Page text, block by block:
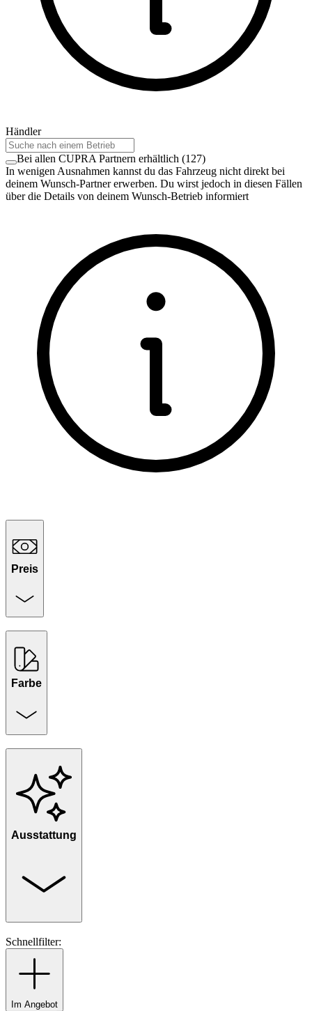
Händler
Bei allen CUPRA Partnern erhältlich (127)
In wenigen Ausnahmen kannst du das Fahrzeug nicht direkt bei
deinem Wunsch-Partner erwerben. Du wirst jedoch in diesen Fällen
über die Details von deinem Wunsch-Betrieb informiert
Preis
Farbe
Ausstattung
Schnellfilter:
Im Angebot